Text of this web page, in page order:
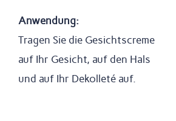
Anwendung:
Tragen Sie die Gesichtscreme
auf Ihr Gesicht, auf den Hals
und auf Ihr Dekolleté auf.